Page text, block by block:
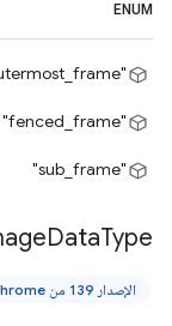
ENUM
"outermost_frame"
"fenced_frame"
"sub_frame"
DataType
الإصدار 139 من Chrome والإصدارات الأحدث